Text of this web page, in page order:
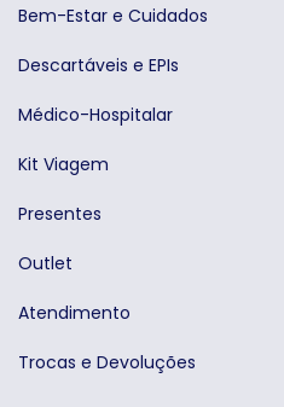
Bem-Estar e Cuidados
Descartáveis e EPIs
Médico-Hospitalar
Kit Viagem
Presentes
Outlet
Atendimento
Trocas e Devoluções